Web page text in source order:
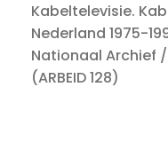
Kabeltelevisie.
Nederland 1975-
Nationaal Archief
(ARBEID 128)